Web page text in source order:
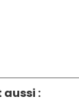
: